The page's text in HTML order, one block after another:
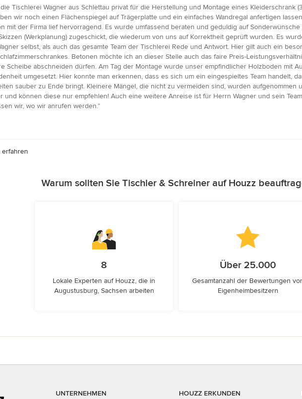
Tischlerei Wagner aus Schlettau privat für die Herstellung und Montage eines
wir noch einen Flächenspiegel auf Trägerplatte und ein einfaches Wandregal anfertigen
mit der Firma lief hervorragend. Es wurde umfassend beraten und geduldig auf
(Werkplanung) zugeschickt, die wiederum von uns auf Korrektheit geprüft wurden. Es
selbst, als auch das gesamte Team der Tischlerei Rede und Antwort. Hier gilt auch ein
Betonen möchte ich an dieser Stelle auch das faire Preis-
Scheibe abschneiden dürfen. Am Tag der Montage wurde unser empfindlicher Holzboden mit
umgesetzt. Hier konnte man erkennen, dass es sich um ein eingespieltes Team handelt,
sauber zu Ende bringt. Kleinere Mängel, die nicht zu vermeiden sind, wurden aufgenommen
und können diese nur empfehlen! Auch eine weitere Anreise ist für Herrn Wagner und sein
wir, wo wir anrufen werden.”
erfahren
Warum sollten Sie Tischler & Schreiner auf Houzz
8
Lokale Experten auf Houzz, die in
Augustusburg, Sachsen arbeiten
Über 25.000
Gesamtanzahl der Bewertungen
Eigenheimbesitzern
UNTERNEHMEN HOUZZ ERKUNDEN